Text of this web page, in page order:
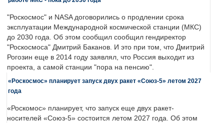
"Роскосмос" и NASA договорились о продлении срока
эксплуатации Международной космической станции (МКС)
до 2030 года. Об этом сообщил сообщил гендиректор
"Роскосмоса" Дмитрий Баканов. И это при том, что Дмитрий
Рогозин еще в 2014 году заявлял, что Россия выходит из
проекта, а самой станции "пора на пенсию".
«Роскосмос» планирует запуск двух ракет «Союз-5» летом 2027
года
«Роскомос» планирует, что запуск еще двух ракет-
носителей «Союз-5» состоится летом 2027 года. Об этом